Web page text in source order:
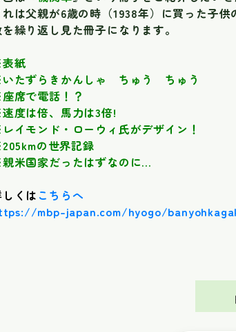
れは父親が6歳の時（1938年）に買った子
繰り返し見た冊子になります。
紙
たずらきかんしゃ ちゅう ちゅう
席で電話！？
度は倍、馬力は3倍!
イモンド・ローウィ氏がデザイン！
の世界記録
米国家だったはずなのに…
くは こちらへ
mbp-japan.com/hyogo/